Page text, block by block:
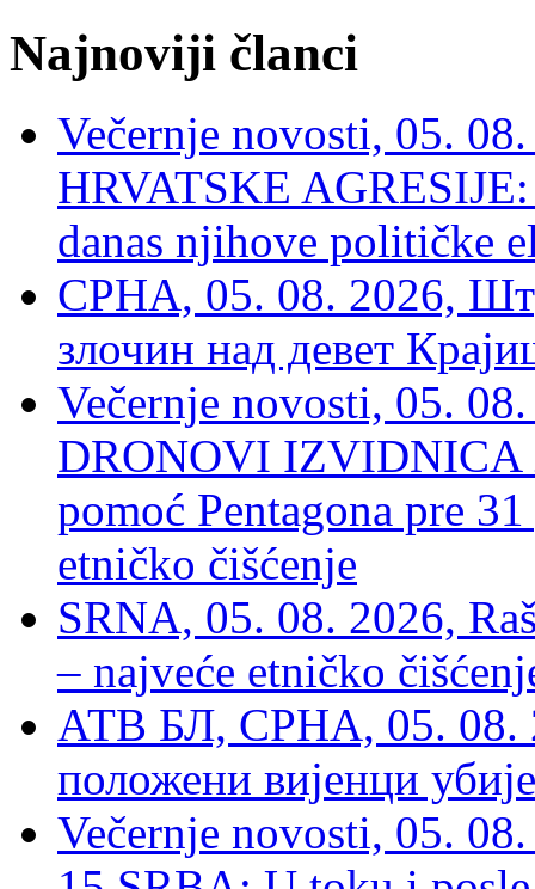
Najnoviji članci
Večernje novosti, 05.
HRVATSKE
danas njihove političke
СРНА, 05. 08. 2026,
злочин над девет
Večernje novosti, 05.
DRONOVI IZVIDNICA
pomoć Pentagona pre
etničko čišćenje
SRNA, 05. 08. 2026,
– najveće etničko
АТВ БЛ, СРНА, 05. 08.
положени вијенци
Večernje novosti, 05.